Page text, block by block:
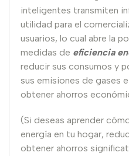
inteligentes transmiten
utilidad para el
usuarios, lo cual abre la
medidas de eficiencia
reducir sus consumos y
sus emisiones de gases
obtener ahorros
(Si deseas aprender
energía en tu hogar,
obtener ahorros